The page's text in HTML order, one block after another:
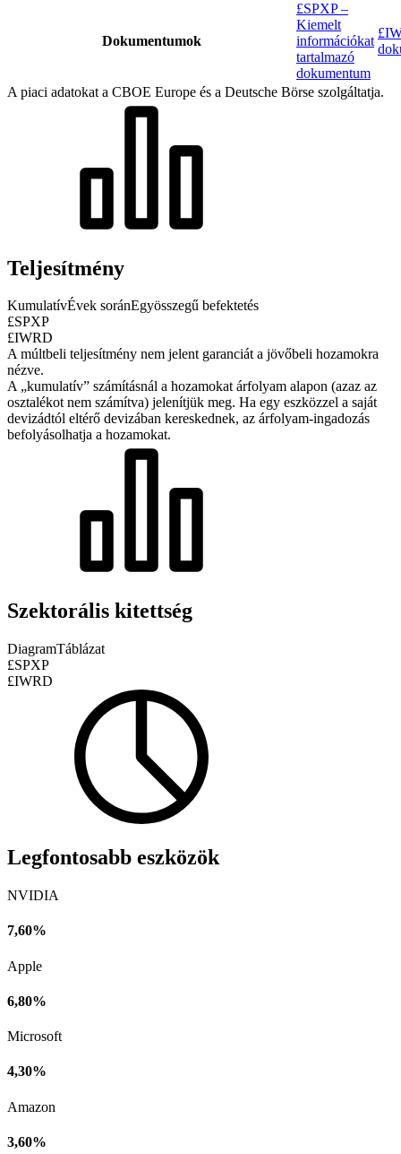
Dokumentumok
£SPXP –
Kiemelt
információkat
tartalmazó
dokumentum
A piaci adatokat a CBOE Europe és a Deutsche Börse szolgáltatja.
Teljesítmény
KumulatívÉvek soránEgyösszegű befektetés
£SPXP
£IWRD
A múltbeli teljesítmény nem jelent garanciát a jövőbeli hozamokra
nézve.
A „kumulatív” számításnál a hozamokat árfolyam alapon (azaz az
osztalékot nem számítva) jelenítjük meg. Ha egy eszközzel a saját
devizádtól eltérő devizában kereskednek, az árfolyam-ingadozás
befolyásolhatja a hozamokat.
Szektorális kitettség
DiagramTáblázat
£SPXP
£IWRD
Legfontosabb eszközök
NVIDIA
7,60%
Apple
6,80%
Microsoft
4,30%
Amazon
3,60%